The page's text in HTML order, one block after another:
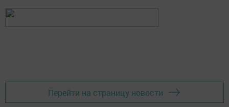
Перейти на страницу новости